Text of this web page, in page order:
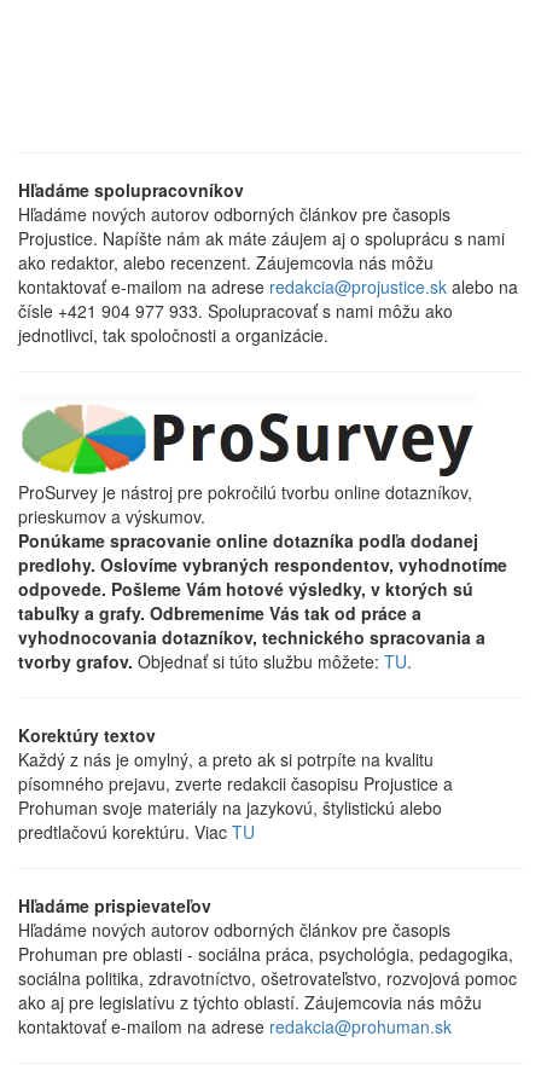
Hľadáme spolupracovníkov
Hľadáme nových autorov odborných článkov pre časopis
Projustice. Napíšte nám ak máte záujem aj o spoluprácu s nami
ako redaktor, alebo recenzent. Záujemcovia nás môžu
kontaktovať e-mailom na adrese redakcia@projustice.sk alebo na
čísle +421 904 977 933. Spolupracovať s nami môžu ako
jednotlivci, tak spoločnosti a organizácie.
ProSurvey je nástroj pre pokročilú tvorbu online dotazníkov,
prieskumov a výskumov.
Ponúkame spracovanie online dotazníka podľa dodanej
predlohy. Oslovíme vybraných respondentov, vyhodnotíme
odpovede. Pošleme Vám hotové výsledky, v ktorých sú
tabuľky a grafy. Odbremeníme Vás tak od práce a
vyhodnocovania dotazníkov, technického spracovania a
tvorby grafov. Objednať si túto službu môžete: TU.
Korektúry textov
Každý z nás je omylný, a preto ak si potrpíte na kvalitu
písomného prejavu, zverte redakcii časopisu Projustice a
Prohuman svoje materiály na jazykovú, štylistickú alebo
predtlačovú korektúru. Viac TU
Hľadáme prispievateľov
Hľadáme nových autorov odborných článkov pre časopis
Prohuman pre oblasti - sociálna práca, psychológia, pedagogika,
sociálna politika, zdravotníctvo, ošetrovateľstvo, rozvojová pomoc
ako aj pre legislatívu z týchto oblastí. Záujemcovia nás môžu
kontaktovať e-mailom na adrese redakcia@prohuman.sk